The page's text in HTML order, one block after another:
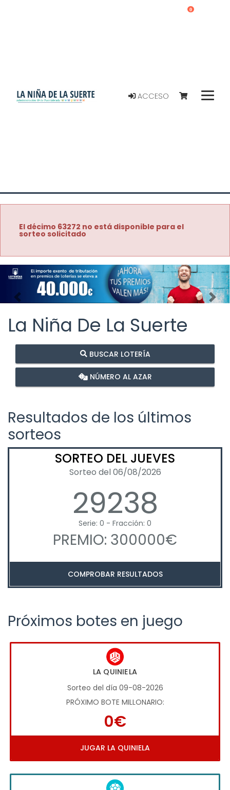
ACCESO
0
El décimo 63272 no está disponible para el
sorteo solicitado
Imagen anterior
La Niña De La Suerte
BUSCAR LOTERÍA
NÚMERO AL AZAR
Resultados de los últimos
sorteos
SORTEO DEL JUEVES
Sorteo del 06/08/2026
29238
Serie: 0 - Fracción: 0
PREMIO: 300000€
COMPROBAR RESULTADOS
Próximos botes en juego
LA QUINIELA
Sorteo del día 09-08-2026
PRÓXIMO BOTE MILLONARIO:
0€
JUGAR LA QUINIELA